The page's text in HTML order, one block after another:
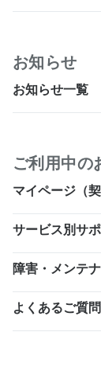
お知らせ
お知らせ一覧
ご利用中の
マイページ（
サービス別サ
障害・メンテ
よくあるご質問